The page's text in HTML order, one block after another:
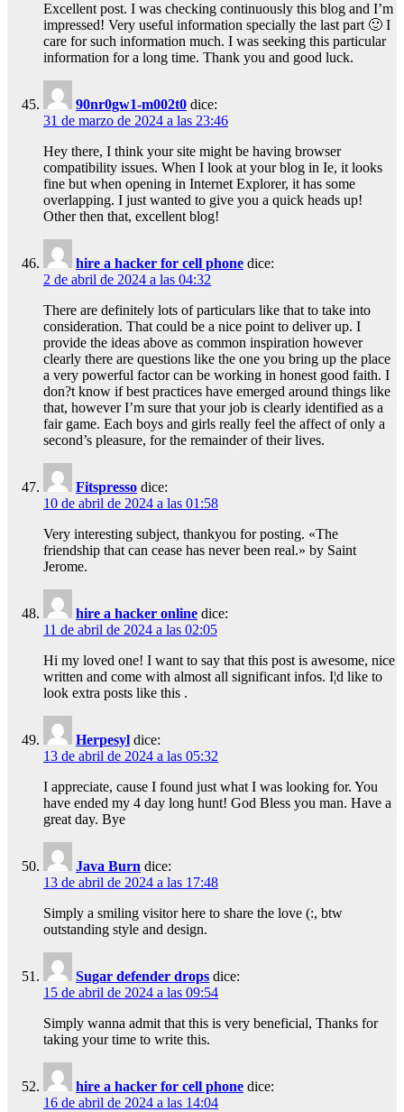
Excellent post. I was checking continuously this blog and I’m
impressed! Very useful information specially the last part 🙂 I
care for such information much. I was seeking this particular
information for a long time. Thank you and good luck.
90nr0gw1-m002t0 dice:
31 de marzo de 2024 a las 23:46
Hey there, I think your site might be having browser
compatibility issues. When I look at your blog in Ie, it looks
fine but when opening in Internet Explorer, it has some
overlapping. I just wanted to give you a quick heads up!
Other then that, excellent blog!
hire a hacker for cell phone dice:
2 de abril de 2024 a las 04:32
There are definitely lots of particulars like that to take into
consideration. That could be a nice point to deliver up. I
provide the ideas above as common inspiration however
clearly there are questions like the one you bring up the place
a very powerful factor can be working in honest good faith. I
don?t know if best practices have emerged around things like
that, however I’m sure that your job is clearly identified as a
fair game. Each boys and girls really feel the affect of only a
second’s pleasure, for the remainder of their lives.
Fitspresso dice:
10 de abril de 2024 a las 01:58
Very interesting subject, thankyou for posting. «The
friendship that can cease has never been real.» by Saint
Jerome.
hire a hacker online dice:
11 de abril de 2024 a las 02:05
Hi my loved one! I want to say that this post is awesome, nice
written and come with almost all significant infos. I¦d like to
look extra posts like this .
Herpesyl dice:
13 de abril de 2024 a las 05:32
I appreciate, cause I found just what I was looking for. You
have ended my 4 day long hunt! God Bless you man. Have a
great day. Bye
Java Burn dice:
13 de abril de 2024 a las 17:48
Simply a smiling visitor here to share the love (:, btw
outstanding style and design.
Sugar defender drops dice:
15 de abril de 2024 a las 09:54
Simply wanna admit that this is very beneficial, Thanks for
taking your time to write this.
hire a hacker for cell phone dice:
16 de abril de 2024 a las 14:04